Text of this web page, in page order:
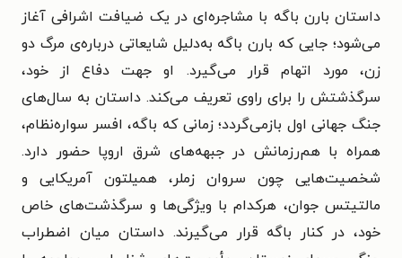
داستان بارن باگه با مشاجره‌ای در یک ضیافت اشرافی آغاز
می‌شود؛ جایی که بارن باگه به‌دلیل شایعاتی درباره‌ی مرگ دو
زن، مورد اتهام قرار می‌گیرد. او جهت دفاع از خود،
سرگذشتش را برای راوی تعریف می‌کند. داستان به سال‌های
جنگ جهانی اول بازمی‌گردد؛ زمانی که باگه، افسر سواره‌نظام،
همراه با هم‌رزمانش در جبهه‌های شرق اروپا حضور دارد.
شخصیت‌هایی چون سروان زملر، همیلتون آمریکایی و
مالتیتس جوان، هرکدام با ویژگی‌ها و سرگذشت‌های خاص
خود، در کنار باگه قرار می‌گیرند. داستان میان اضطراب